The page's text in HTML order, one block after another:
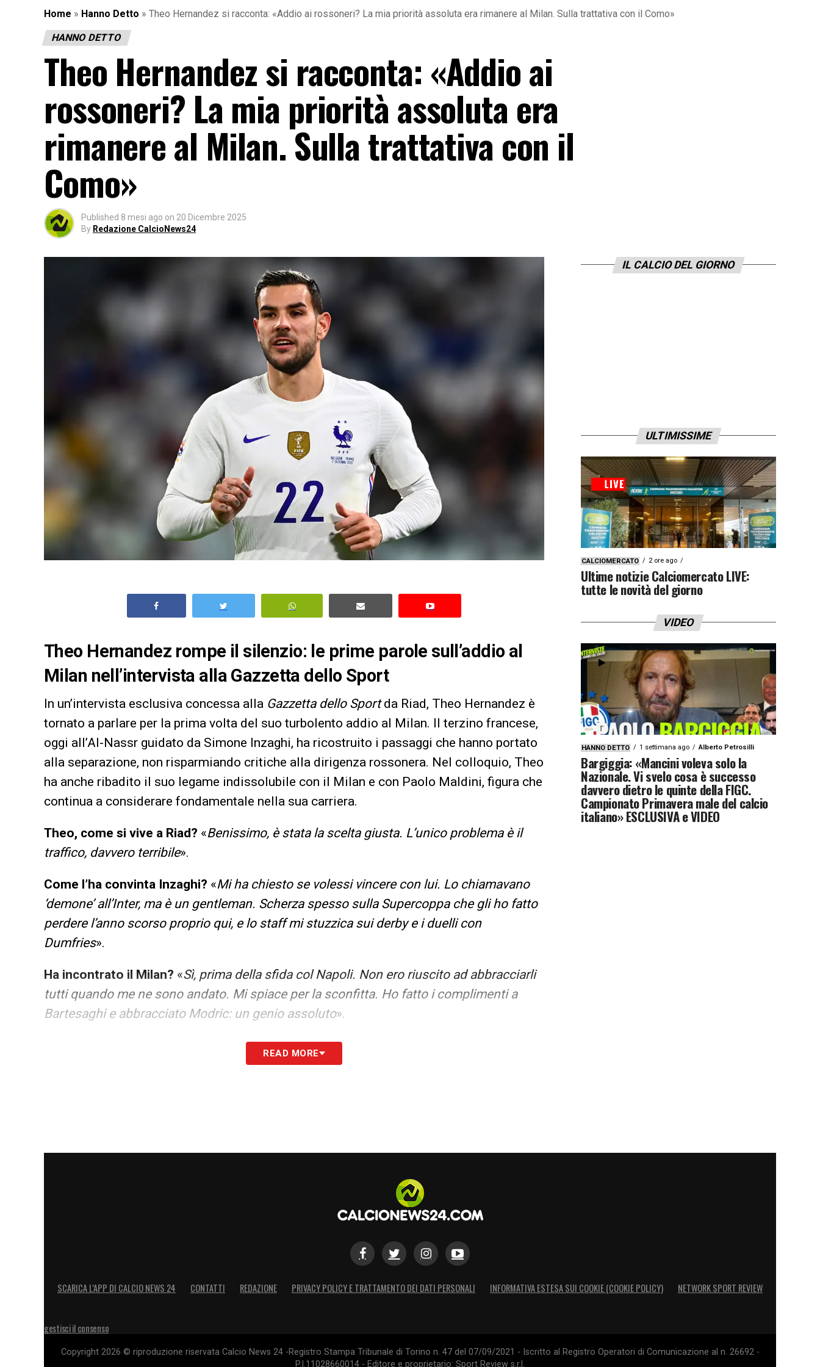
Home » Hanno Detto » Theo Hernandez si racconta: «Addio ai rossoneri? La mia priorità assoluta era rimanere al Milan. Sulla trattativa con il Como»
HANNO DETTO
Theo Hernandez si racconta: «Addio ai
rossoneri? La mia priorità assoluta era
rimanere al Milan. Sulla trattativa con il
Como»
Published 8 mesi ago on 20 Dicembre 2025
By Redazione CalcioNews24
Theo Hernandez rompe il silenzio: le prime parole sull’addio al
Milan nell’intervista alla Gazzetta dello Sport
In un’intervista esclusiva concessa alla Gazzetta dello Sportda Riad, Theo Hernandez è
tornato a parlare per la prima volta del suo turbolento addio al Milan. Il terzino francese,
oggi all’Al-Nassr guidato da Simone Inzaghi, ha ricostruito i passaggi che hanno portato
alla separazione, non risparmiando critiche alla dirigenza rossonera. Nel colloquio, Theo
ha anche ribadito il suo legame indissolubile con il Milan e con Paolo Maldini, figura che
continua a considerare fondamentale nella sua carriera.
Theo, come si vive a Riad? «Benissimo, è stata la scelta giusta. L’unico problema è il
traffico, davvero terribile».
Come l’ha convinta Inzaghi? «Mi ha chiesto se volessi vincere con lui. Lo chiamavano
‘demone’ all’Inter, ma è un gentleman. Scherza spesso sulla Supercoppa che gli ho fatto
perdere l’anno scorso proprio qui, e lo staff mi stuzzica sui derby e i duelli con
Dumfries».
Ha incontrato il Milan? «Sì, prima della sfida col Napoli. Non ero riuscito ad abbracciarli
tutti quando me ne sono andato. Mi spiace per la sconfitta. Ho fatto i complimenti a
Bartesaghi e abbracciato Modric: un genio assoluto».
Ho visto Allegri, Tare e Ibra. Furlani invece non si è fatto
Era la verità. Con Massara, Boban e
Maldini era un’altra cosa. Ibra è un top, ma dopo l’addio di Paolo tutto è peggiorato
(Fiorentina, Feyenoord), ma sono umano. Non ero sereno, ma i tifosi sanno chi è stato
READ MORE
IL CALCIO DEL GIORNO
ULTIMISSIME
CALCIOMERCATO 2 ore ago
Ultime notizie Calciomercato LIVE:
tutte le novità del giorno
VIDEO
HANNO DETTO 1 settimana ago Alberto Petrosilli
Bargiggia: «Mancini voleva solo la
Nazionale. Vi svelo cosa è successo
davvero dietro le quinte della FIGC.
Campionato Primavera male del calcio
italiano» ESCLUSIVA e VIDEO
SCARICA L’APP DI CALCIO NEWS 24 CONTATTI REDAZIONE PRIVACY POLICY E TRATTAMENTO DEI DATI PERSONALI INFORMATIVA ESTESA SUI COOKIE (COOKIE POLICY) NETWORK SPORT REVIEW
gestisci il consenso
Copyright 2026 © riproduzione riservata Calcio News 24 -Registro Stampa Tribunale di Torino n. 47 del 07/09/2021 - Iscritto al Registro Operatori di Comunicazione al n. 26692 -
P.I.11028660014 - Editore e proprietario: Sport Review s.r.l.